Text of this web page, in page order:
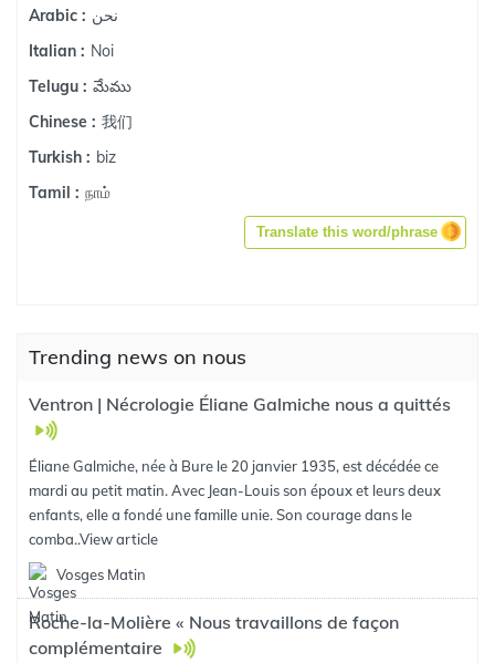
Arabic : نحن
Italian : Noi
Telugu : మేము
Chinese : 我们
Turkish : biz
Tamil : நாம்
Translate this word/phrase
Trending news on nous
Ventron | Nécrologie Éliane Galmiche nous a quittés
Éliane Galmiche, née à Bure le 20 janvier 1935, est décédée ce
mardi au petit matin. Avec Jean-Louis son époux et leurs deux
enfants, elle a fondé une famille unie. Son courage dans le
comba..View article
Vosges Matin
Roche-la-Molière « Nous travaillons de façon
complémentaire